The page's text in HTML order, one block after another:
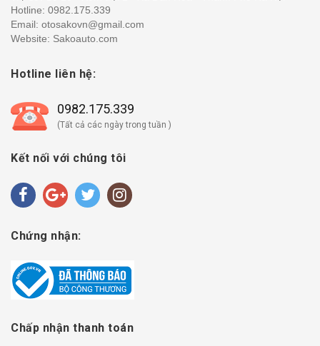
Hotline: 0982.175.339
Email: otosakovn@gmail.com
Website: Sakoauto.com
Hotline liên hệ:
0982.175.339
(Tất cả các ngày trong tuần )
Kết nối với chúng tôi
Chứng nhận:
Chấp nhận thanh toán